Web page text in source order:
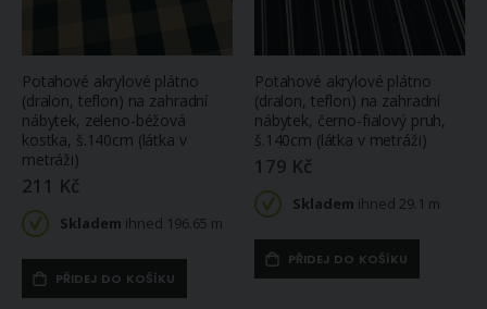
Potahové akrylové plátno
(dralon, teflon) na zahradní
nábytek, zeleno-béžová
kostka, š.140cm (látka v
metráži)
211 Kč
Skladem ihned 196.65 m
PŘIDEJ DO KOŠÍKU
Potahové akrylové plátno
(dralon, teflon) na zahradní
nábytek, černo-fialový pruh,
š.140cm (látka v metráži)
179 Kč
Skladem ihned 29.1 m
PŘIDEJ DO KOŠÍKU